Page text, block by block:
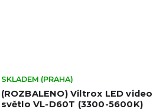
(ROZBALENO) Viltrox LED video
světlo VL-D60T (3300-5600K)
SKLADEM (PRAHA)